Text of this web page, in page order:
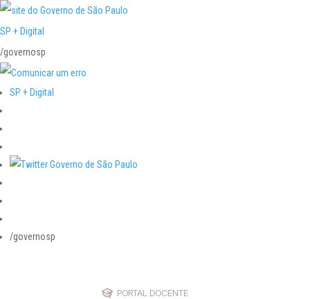
SP + Digital
/governosp
SP + Digital
/governosp
PORTAL DOCENTE